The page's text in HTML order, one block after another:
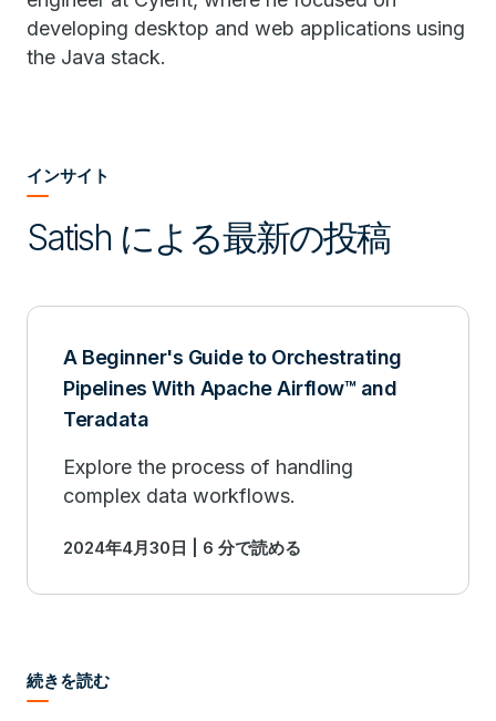
developing desktop and web applications using
the Java stack.
インサイト
Satish による最新の投稿
A Beginner's Guide to Orchestrating
Pipelines With Apache Airflow™ and
Teradata
Explore the process of handling
complex data workflows.
2024年4月30日 | 6 分で読める
続きを読む